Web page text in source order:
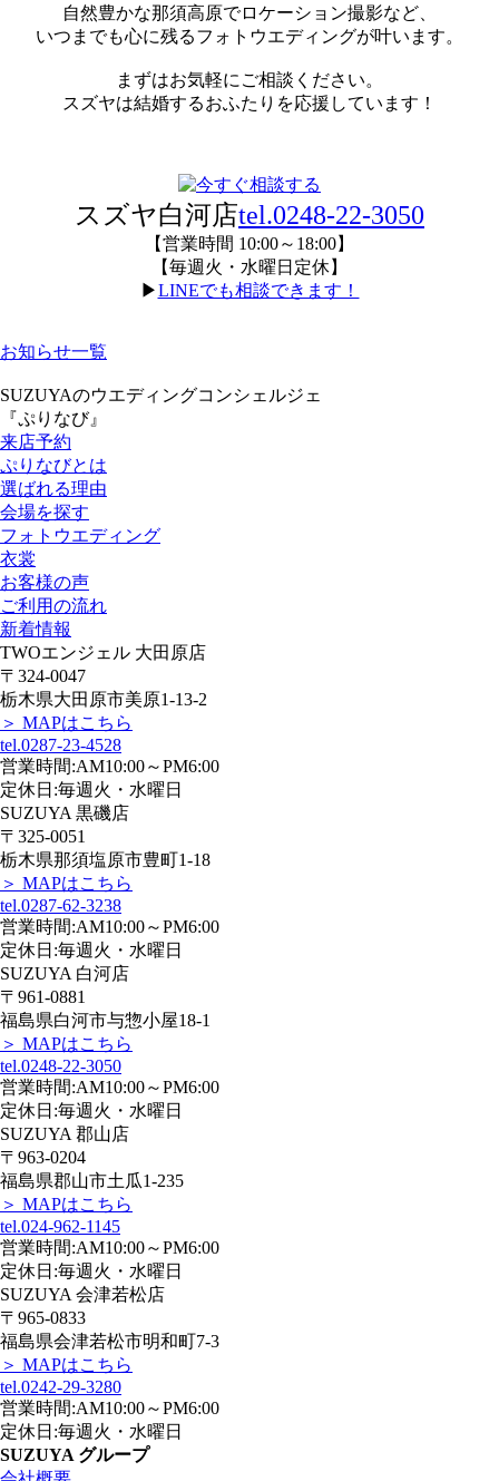
自然豊かな那須高原でロケーション撮影など、
いつまでも心に残るフォトウエディングが叶います。
まずはお気軽にご相談ください。
スズヤは結婚するおふたりを応援しています！
スズヤ白河店tel.0248-22-3050
【営業時間 10:00～18:00】
【毎週火・水曜日定休】
▶LINEでも相談できます！
お知らせ一覧
SUZUYAのウエディングコンシェルジェ
『ぷりなび』
来店予約
ぷりなびとは
選ばれる理由
会場を探す
フォトウエディング
衣裳
お客様の声
ご利用の流れ
新着情報
TWOエンジェル 大田原店
〒324-0047
栃木県大田原市美原1-13-2
＞ MAPはこちら
tel.0287-23-4528
営業時間:AM10:00～PM6:00
定休日:毎週火・水曜日
SUZUYA 黒磯店
〒325-0051
栃木県那須塩原市豊町1-18
＞ MAPはこちら
tel.0287-62-3238
営業時間:AM10:00～PM6:00
定休日:毎週火・水曜日
SUZUYA 白河店
〒961-0881
福島県白河市与惣小屋18-1
＞ MAPはこちら
tel.0248-22-3050
営業時間:AM10:00～PM6:00
定休日:毎週火・水曜日
SUZUYA 郡山店
〒963-0204
福島県郡山市土瓜1-235
＞ MAPはこちら
tel.024-962-1145
営業時間:AM10:00～PM6:00
定休日:毎週火・水曜日
SUZUYA 会津若松店
〒965-0833
福島県会津若松市明和町7-3
＞ MAPはこちら
tel.0242-29-3280
営業時間:AM10:00～PM6:00
定休日:毎週火・水曜日
SUZUYA グループ